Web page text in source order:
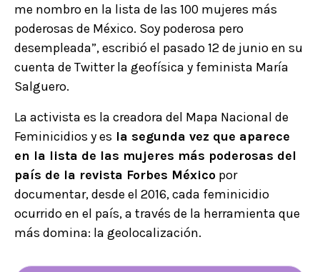
me nombro en la lista de las 100 mujeres más
poderosas de México. Soy poderosa pero
desempleada”, escribió el pasado 12 de junio en su
cuenta de Twitter la geofísica y feminista María
Salguero.
La activista es la creadora del Mapa Nacional de
Feminicidios y es la segunda vez que aparece
en la lista de las mujeres más poderosas del
país de la revista Forbes México por
documentar, desde el 2016, cada feminicidio
ocurrido en el país, a través de la herramienta que
más domina: la geolocalización.